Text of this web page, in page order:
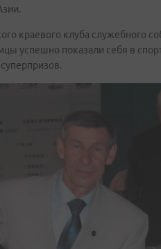
краевого клуба служебного
успешно показали себя в